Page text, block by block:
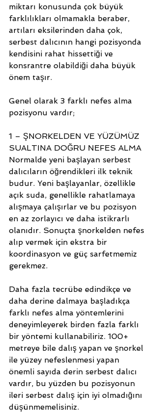
miktarı konusunda çok büyük
farklılıkları olmamakla beraber,
artıları eksilerinden daha çok,
serbest dalıcının hangi pozisyonda
kendisini rahat hissettiği ve
konsrantre olabildiği daha büyük
önem taşır.
Genel olarak 3 farklı nefes alma
pozisyonu vardır;
1 – ŞNORKELDEN VE YÜZÜMÜZ
SUALTINA DOĞRU NEFES ALMA
Normalde yeni başlayan serbest
dalıcıların öğrendikleri ilk teknik
budur. Yeni başlayanlar, özellikle
açık suda, genellikle rahatlamaya
alışmaya çalışırlar ve bu pozisyon
en az zorlayıcı ve daha istikrarlı
olanıdır. Sonuçta şnorkelden nefes
alıp vermek için ekstra bir
koordinasyon ve güç sarfetmemiz
gerekmez.
Daha fazla tecrübe edindikçe ve
daha derine dalmaya başladıkça
farklı nefes alma yöntemlerini
deneyimleyerek birden fazla farklı
bir yöntemi kullanabiliriz. 100+
metreye bile dalış yapan ve şnorkel
ile yüzey nefeslenmesi yapan
önemli sayıda derin serbest dalıcı
vardır, bu yüzden bu pozisyonun
ileri serbest dalış için iyi olmadığını
düşünmemelisiniz.